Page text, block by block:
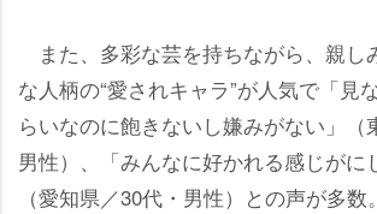
また、多彩な芸を持ちながら、親し
な人柄の“愛されキャラ”が人気で「見
らいなのに飽きないし嫌みがない」（
男性）、「みんなに好かれる感じがに
（愛知県／30代・男性）との声が多